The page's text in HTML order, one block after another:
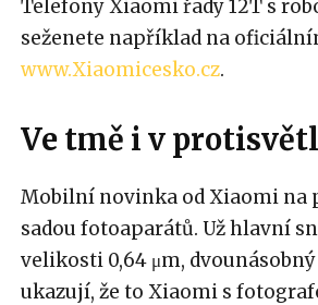
Telefony Xiaomi řady 12T s
seženete například na
www.Xiaomicesko.cz.
Ve tmě i v
Mobilní novinka od Xiaomi
sadou fotoaparátů. Už hlavní
velikosti 0,64 μm,
ukazují, že to Xiaomi s